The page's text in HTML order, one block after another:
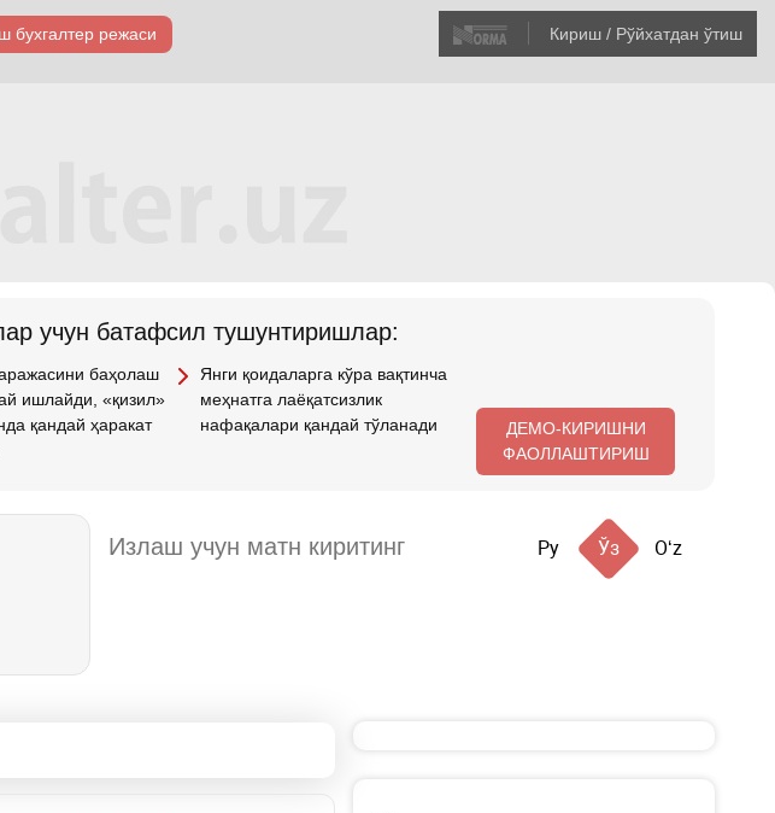
бухгалтер режаси Кириш / Рўйхатдан ўтиш
учун батафсил тушунтиришлар:
баҳолаш
ишлайди, «қизил»
қандай ҳаракат
Янги қоидаларга кўра вақтинча
меҳнатга лаёқатсизлик
нафақалари қандай тўланади
ДЕМО-КИРИШНИ
ФАОЛЛАШТИРИШ
Ру Ўз Oʻz